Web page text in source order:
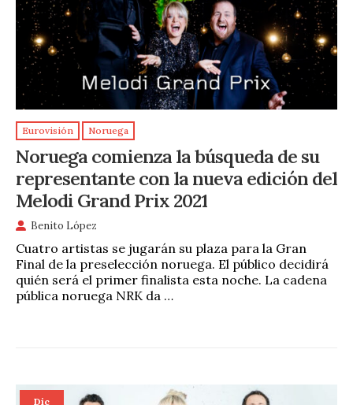
Eurovisión Noruega
Noruega comienza la búsqueda de su
representante con la nueva edición del
Melodi Grand Prix 2021
Benito López
Cuatro artistas se jugarán su plaza para la Gran
Final de la preselección noruega. El público decidirá
quién será el primer finalista esta noche. La cadena
pública noruega NRK da …
Dic